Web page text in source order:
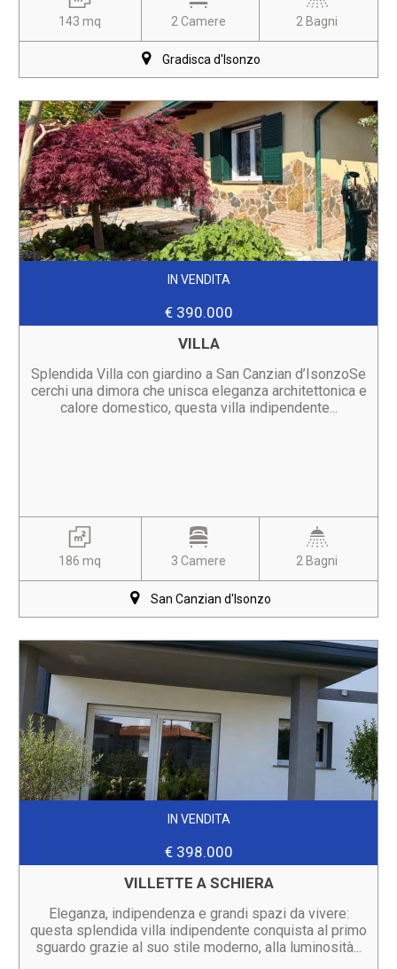
143 mq 2 Camere 2 Bagni
Gradisca d'Isonzo
IN VENDITA
€ 390.000
VILLA
Splendida Villa con giardino a San Canzian d’IsonzoSe
cerchi una dimora che unisca eleganza architettonica e
calore domestico, questa villa indipendente...
186 mq 3 Camere 2 Bagni
San Canzian d'Isonzo
IN VENDITA
€ 398.000
VILLETTE A SCHIERA
Eleganza, indipendenza e grandi spazi da vivere:
questa splendida villa indipendente conquista al primo
sguardo grazie al suo stile moderno, alla luminosità...